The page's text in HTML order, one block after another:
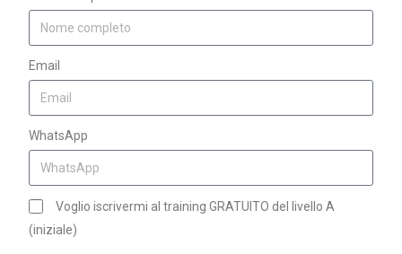
Email
WhatsApp
Voglio iscrivermi al training GRATUITO del livello A
(iniziale)